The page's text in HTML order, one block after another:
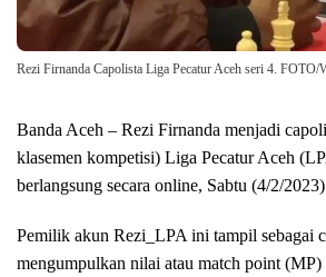
Rezi Firnanda Capolista Liga Pecatur Aceh seri 4.
Banda Aceh – Rezi Firnanda menjadi
klasemen kompetisi) Liga Pecatur Aceh
berlangsung secara online, Sabtu (4/2/
Pemilik akun Rezi_LPA ini tampil sebagai
mengumpulkan nilai atau match point (MP)